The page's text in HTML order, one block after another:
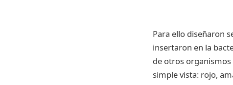
Para ello diseñaron
insertaron en la
de otros
simple vista: rojo,